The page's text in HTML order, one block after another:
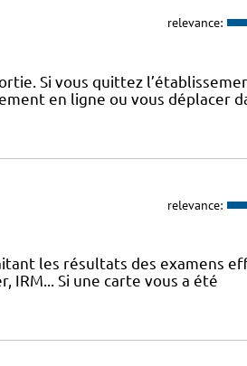
relevance:
Si vous quittez
en ligne ou vous déplacer
relevance:
les résultats des examens
IRM... Si une carte vous a été